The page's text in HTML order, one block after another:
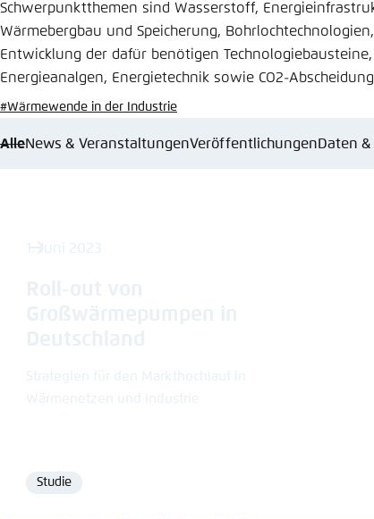
Schwerpunktthemen sind Wasserstoff,
Wärmebergbau und Speicherung,
Entwicklung der dafür benötigen
Energieanalgen, Energietechnik sowie CO2-
#Wärmewende in der Industrie
AlleNews & VeranstaltungenVeröffentlichungenDaten &
Format
Studie